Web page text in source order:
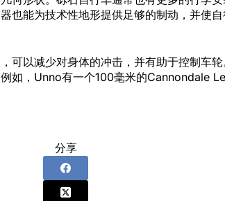
也能为技术性地形提供足够的制动，并使
可以减少对身体的冲击，并有助于控制车
如，Unno有一个100毫米的Cannondale
分享